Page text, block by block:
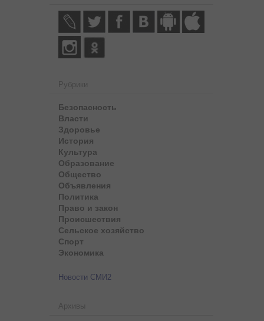
Рубрики
Безопасность
Власти
Здоровье
История
Культура
Образование
Общество
Объявления
Политика
Право и закон
Происшествия
Сельское хозяйство
Спорт
Экономика
Новости СМИ2
Архивы